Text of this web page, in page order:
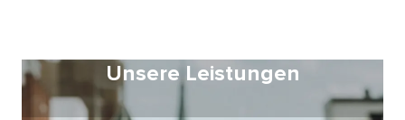
Unsere Leistungen